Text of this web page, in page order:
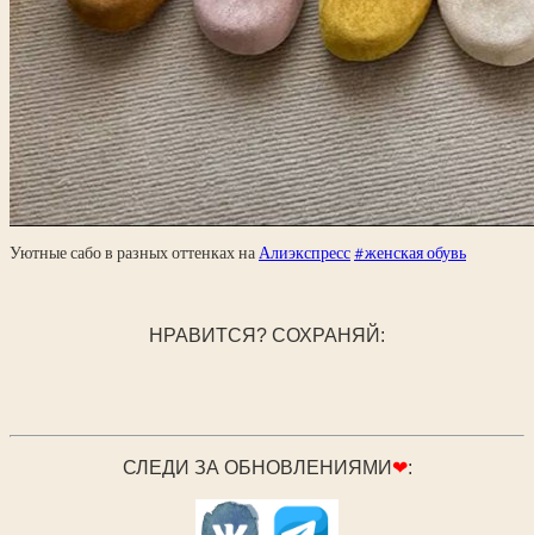
Уютные сабо в разных оттенках наАлиэкспресс#женская обувь
НРАВИТСЯ? СОХРАНЯЙ:
СЛЕДИ ЗА ОБНОВЛЕНИЯМИ ❤: